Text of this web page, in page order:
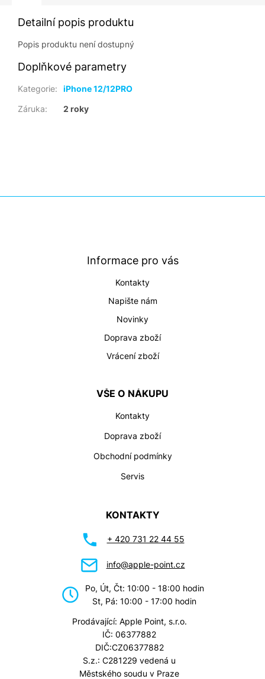
Detailní popis produktu
Popis produktu není dostupný
Doplňkové parametry
Kategorie:
iPhone 12/12PRO
Záruka: 2 roky
Informace pro vás
Kontakty
Napište nám
Novinky
Doprava zboží
Vrácení zboží
VŠE O NÁKUPU
Kontakty
Doprava zboží
Obchodní podmínky
Servis
KONTAKTY
+ 420 731 22 44 55
info@apple-point.cz
Po, Út, Čt: 10:00 - 18:00 hodin
St, Pá: 10:00 - 17:00 hodin
Prodávající: Apple Point, s.r.o.
IČ: 06377882
DIČ:CZ06377882
S.z.: C281229 vedená u
Městského soudu v Praze